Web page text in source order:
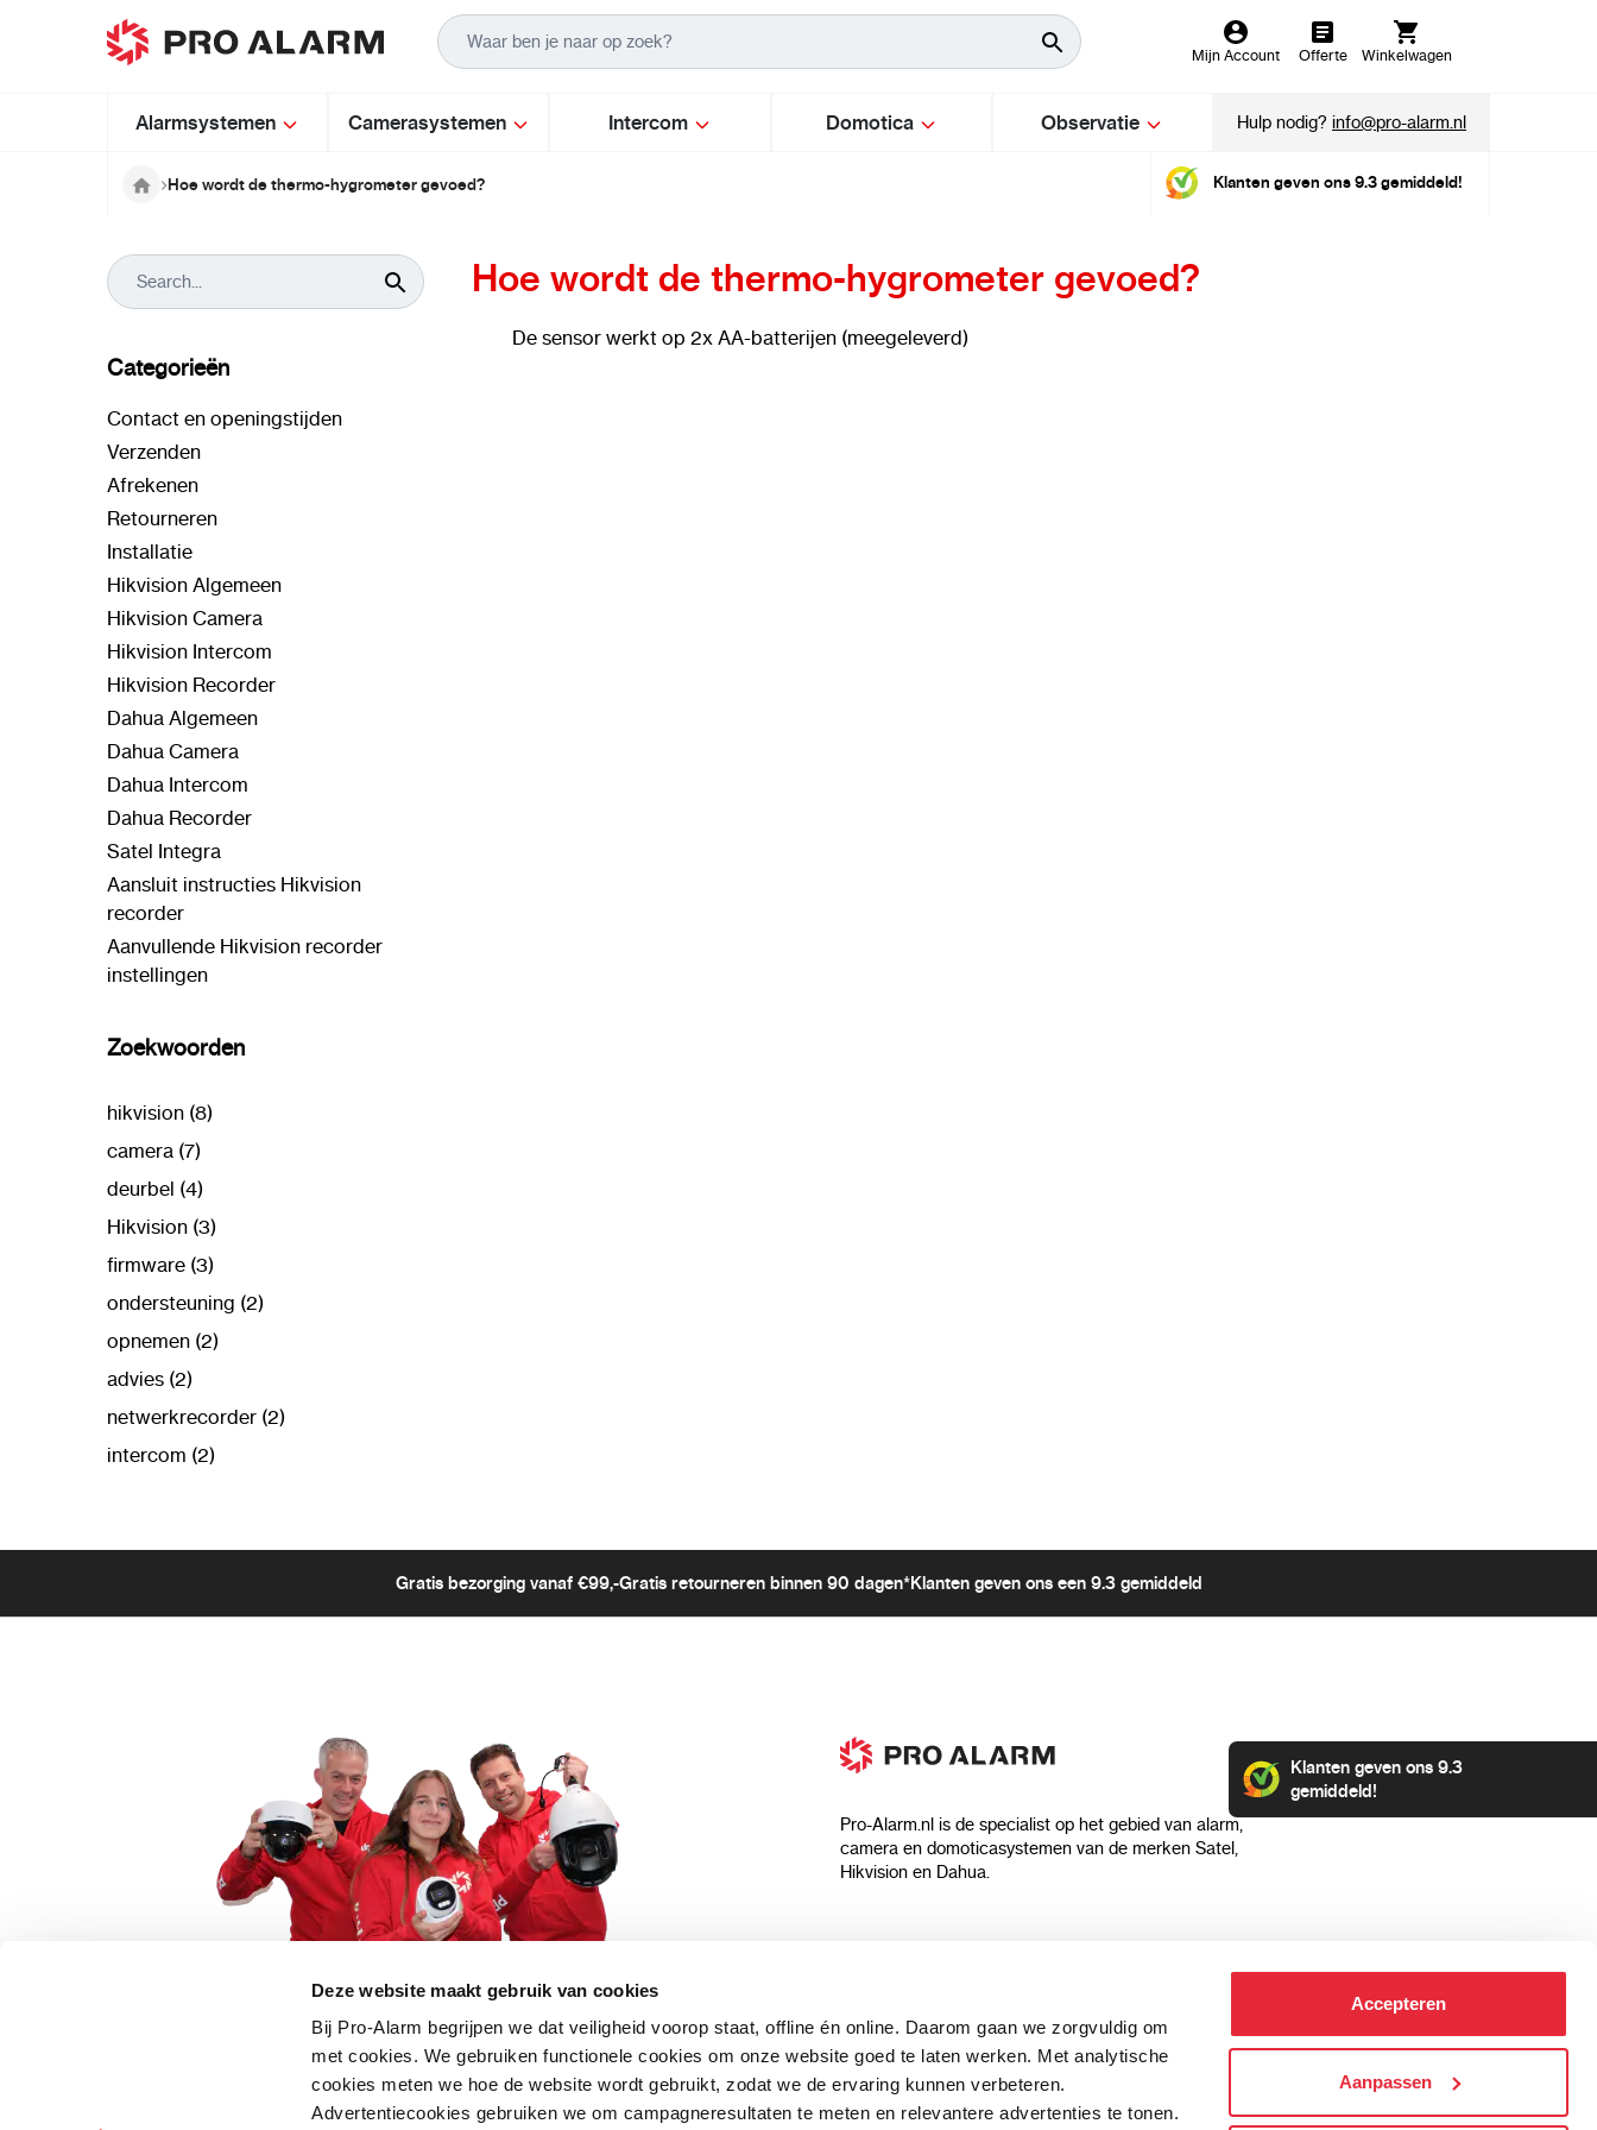
Deze website maakt gebruik van cookies
Bij Pro-Alarm begrijpen we dat veiligheid voorop staat, offline én online. Daarom gaan we zorgvuldig om
met cookies. We gebruiken functionele cookies om onze website goed te laten werken. Met analytische
cookies meten we hoe de website wordt gebruikt, zodat we de ervaring kunnen verbeteren.
Advertentiecookies gebruiken we om campagneresultaten te meten en relevantere advertenties te tonen.
Accepteren
Aanpassen
Ga naar de inhoud
Mijn Account Offerte Winkelwagen
Alarmsystemen Camerasystemen Intercom Domotica Observatie Hulp nodig?info@pro-alarm.nl
Hoe wordt de thermo-hygrometer gevoed? Klanten geven ons 9.3 gemiddeld!
Hoe wordt de thermo-hygrometer gevoed?
De sensor werkt op 2x AA-batterijen (meegeleverd)
Categorieën
Contact en openingstijden
Verzenden
Afrekenen
Retourneren
Installatie
Hikvision Algemeen
Hikvision Camera
Hikvision Intercom
Hikvision Recorder
Dahua Algemeen
Dahua Camera
Dahua Intercom
Dahua Recorder
Satel Integra
Aansluit instructies Hikvision
recorder
Aanvullende Hikvision recorder
instellingen
Zoekwoorden
hikvision (8)
camera (7)
deurbel (4)
Hikvision (3)
firmware (3)
ondersteuning (2)
opnemen (2)
advies (2)
netwerkrecorder (2)
intercom (2)
Gratis bezorging vanaf €99,-Gratis retourneren binnen 90 dagen*Klanten geven ons een 9.3 gemiddeld
5 euro korting op je aankoop?
Schrijf je direct in voor onze nieuwsbrief en
Pro-Alarm.nl is de specialist op het gebied van alarm,
camera en domoticasystemen van de merken Satel,
Hikvision en Dahua.
Klanten geven ons 9.3
gemiddeld!
Algemene voorwaarden
Privacyverklaring
Blog
Verzending & bezorging
Aansluit instructies
Categorieën
Alarmsystemen
Beveiligingscamera's
IP camera's
Hikvision camera's